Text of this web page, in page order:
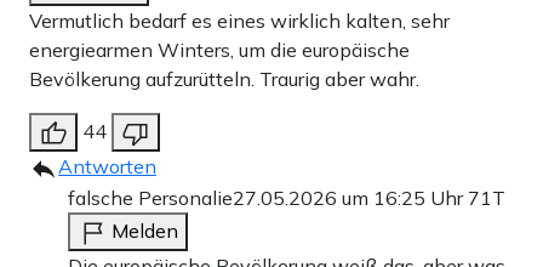
Vermutlich bedarf es eines wirklich kalten, sehr
energiearmen Winters, um die europäische
Bevölkerung aufzurütteln. Traurig aber wahr.
44
Antworten
falsche Personalie27.05.2026 um 16:25 Uhr 71T
Melden